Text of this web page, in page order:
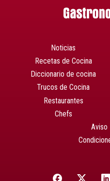
Noticias
Recetas de Cocina
Diccionario de cocina
Trucos de Cocina
Restaurantes
Chefs
Aviso